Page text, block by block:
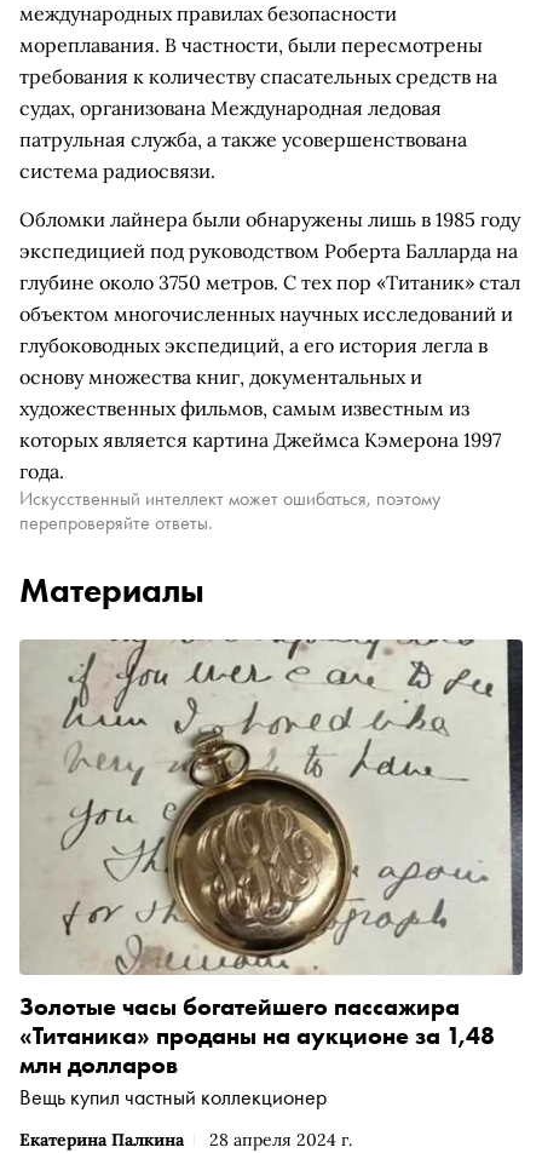
международных правилах безопасности
мореплавания. В частности, были пересмотрены
требования к количеству спасательных средств на
судах, организована Международная ледовая
патрульная служба, а также усовершенствована
система радиосвязи.
Обломки лайнера были обнаружены лишь в 1985 году
экспедицией под руководством Роберта Балларда на
глубине около 3750 метров. С тех пор «Титаник» стал
объектом многочисленных научных исследований и
глубоководных экспедиций, а его история легла в
основу множества книг, документальных и
художественных фильмов, самым известным из
которых является картина Джеймса Кэмерона 1997
года.
Искусственный интеллект может ошибаться, поэтому
перепроверяйте ответы.
Материалы
Екатерина Палкина 28 апреля 2024 г.
Золотые часы богатейшего пассажира
«Титаника» проданы на аукционе за 1,48
млн долларов
Вещь купил частный коллекционер